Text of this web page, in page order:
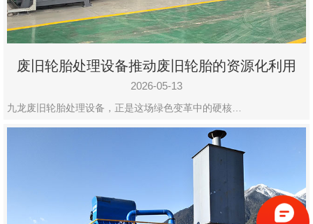
废旧轮胎处理设备推动废旧轮胎的资源化利用
2026-05-13
九龙废旧轮胎处理设备，正是这场绿色变革中的硬核…